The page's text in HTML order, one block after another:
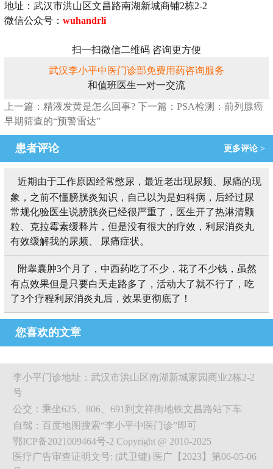
地址：武汉市洪山区文昌路南湖新城商铺2栋2-2
微信公众号： wuhandrli
扫一扫微信二维码 咨询更方便
武汉李小平中医门诊部免费用药咨询服务
和值班医生一对一交流
上一篇：精液发黄是怎么回事? 下一篇：PSA检测：前列腺癌
早期筛查的“预警雷达”
患者评论 更多评论 >
近期由于工作原因经常憋尿，最近老出现尿频、尿痛的现
象，之前不懂膀胱炎知识，自己以为是妇科病，后经过尿
常规化验医生说膀胱炎已经很严重了，医生开了热淋清颗
粒、克拉霉素缓释片，但是没有很大的疗效，利尿消炎丸
有效缓解我的尿频、 尿痛症状。
附睾囊肿3个月了，中西药吃了不少，花了不少钱，虽然
有点效果但是只要白天走路多了，活动大了就不行了，吃
了3个疗程利尿消炎丸后，效果更彻底了！
您喜欢的文章
李小平门诊地址：武汉市洪山区南湖新城家园商业2栋2-2
号
公交：乘坐625、806、691到文祥街地铁文昌路站下车
自驾：百度地图搜索“李小平中医门诊”即可
鄂ICP备2021009464号-2 Copyright @ 2010-2025
医疗广告审查证明文号: (武卫键) 医广【2023】第06-05-06